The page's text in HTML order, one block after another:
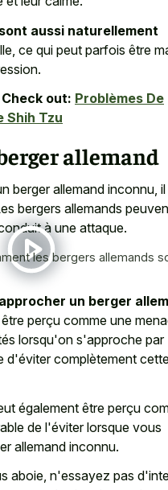
aussi naturellement
ce qui peut parfois être
out: Problèmes De
Shih Tzu
allemand
berger allemand inconnu,
bergers allemands
à une attaque.
les bergers allemands
un berger
perçu comme une
lorsqu'on s'approche par
d'éviter complètement
également être perçu
de l'éviter lorsque vous
allemand inconnu.
aboie, n'essayez pas